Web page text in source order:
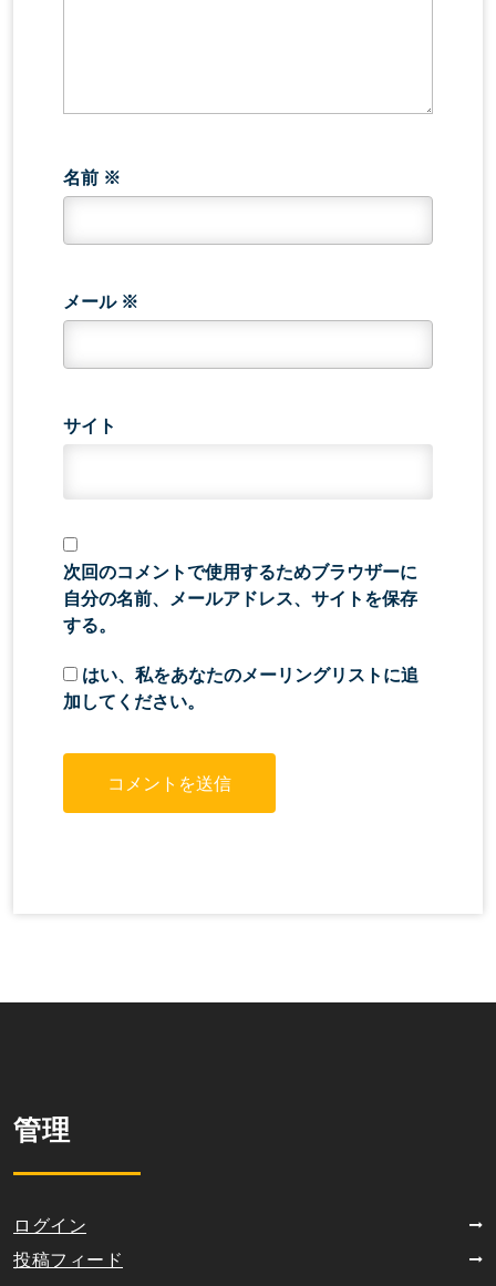
名前 ※
メール ※
サイト
次回のコメントで使用するためブラウザーに
自分の名前、メールアドレス、サイトを保存
する。
はい、私をあなたのメーリングリストに追
加してください。
管理
ログイン
投稿フィード